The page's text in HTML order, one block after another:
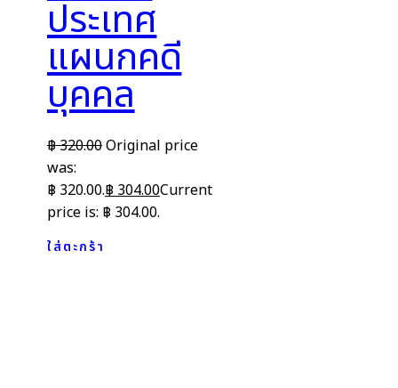
ประเทศ
แผนกคดี
บุคคล
฿320.00Original price
was:
฿ 320.00.฿304.00Current
price is: ฿ 304.00.
ใส่ตะกร้า